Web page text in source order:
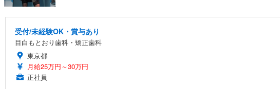
受付/未経験OK・賞与あり
目白もとおり歯科・矯正歯科
東京都
月給25万円～30万円
正社員